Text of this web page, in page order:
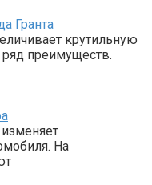
Гранта
крутильную
ряд преимуществ.
На